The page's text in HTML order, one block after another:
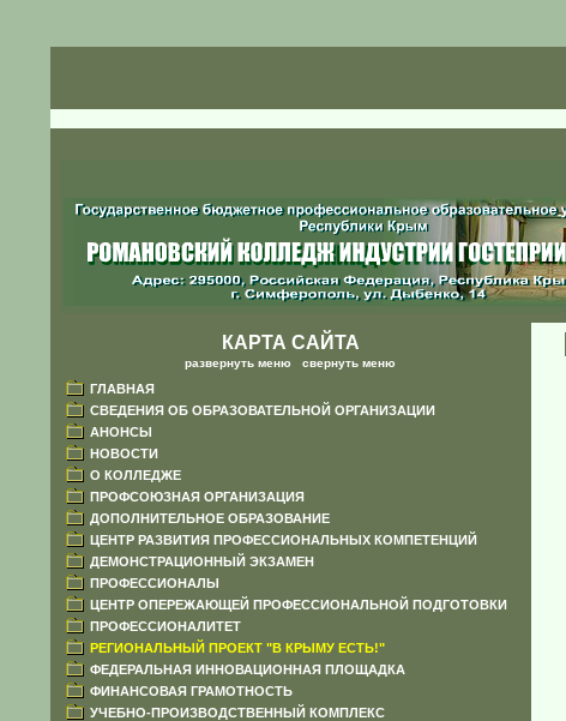
КАРТА САЙТА
развернуть меню свернуть меню
ГЛАВНАЯ
СВЕДЕНИЯ ОБ ОБРАЗОВАТЕЛЬНОЙ ОРГАНИЗАЦИИ
АНОНСЫ
НОВОСТИ
О КОЛЛЕДЖЕ
ПРОФСОЮЗНАЯ ОРГАНИЗАЦИЯ
ДОПОЛНИТЕЛЬНОЕ ОБРАЗОВАНИЕ
ЦЕНТР РАЗВИТИЯ ПРОФЕССИОНАЛЬНЫХ КОМПЕТЕНЦИЙ
ДЕМОНСТРАЦИОННЫЙ ЭКЗАМЕН
ПРОФЕССИОНАЛЫ
ЦЕНТР ОПЕРЕЖАЮЩЕЙ ПРОФЕССИОНАЛЬНОЙ ПОДГОТОВКИ
ПРОФЕССИОНАЛИТЕТ
РЕГИОНАЛЬНЫЙ ПРОЕКТ "В КРЫМУ ЕСТЬ!"
ФЕДЕРАЛЬНАЯ ИННОВАЦИОННАЯ ПЛОЩАДКА
ФИНАНСОВАЯ ГРАМОТНОСТЬ
УЧЕБНО-ПРОИЗВОДСТВЕННЫЙ КОМПЛЕКС